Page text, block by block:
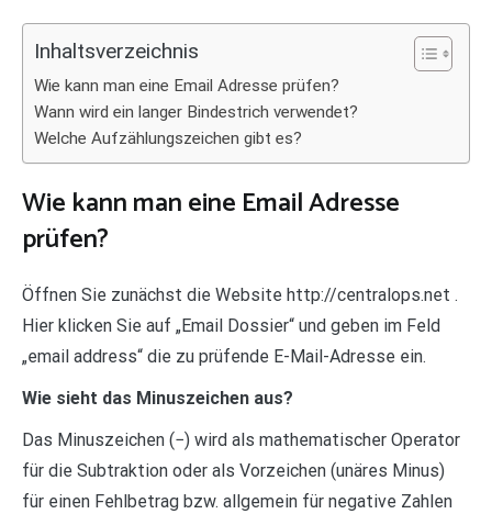
Inhaltsverzeichnis
Wie kann man eine Email Adresse prüfen?
Wann wird ein langer Bindestrich verwendet?
Welche Aufzählungszeichen gibt es?
Wie kann man eine Email Adresse
prüfen?
Öffnen Sie zunächst die Website http://centralops.net .
Hier klicken Sie auf „Email Dossier“ und geben im Feld
„email address“ die zu prüfende E-Mail-Adresse ein.
Wie sieht das Minuszeichen aus?
Das Minuszeichen (−) wird als mathematischer Operator
für die Subtraktion oder als Vorzeichen (unäres Minus)
für einen Fehlbetrag bzw. allgemein für negative Zahlen